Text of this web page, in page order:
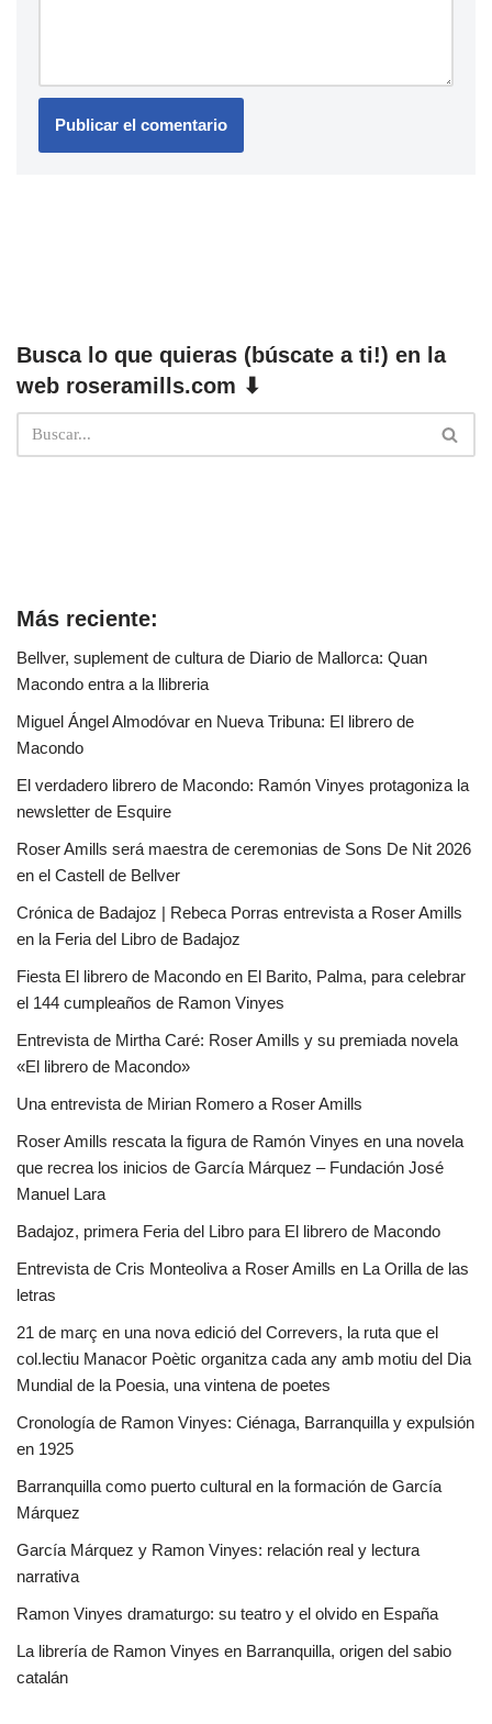
Busca lo que quieras (búscate a ti!) en la
web roseramills.com ⬇
Más reciente:
Bellver, suplement de cultura de Diario de Mallorca: Quan
Macondo entra a la llibreria
Miguel Ángel Almodóvar en Nueva Tribuna: El librero de
Macondo
El verdadero librero de Macondo: Ramón Vinyes protagoniza la
newsletter de Esquire
Roser Amills será maestra de ceremonias de Sons De Nit 2026
en el Castell de Bellver
Crónica de Badajoz | Rebeca Porras entrevista a Roser Amills
en la Feria del Libro de Badajoz
Fiesta El librero de Macondo en El Barito, Palma, para celebrar
el 144 cumpleaños de Ramon Vinyes
Entrevista de Mirtha Caré: Roser Amills y su premiada novela
«El librero de Macondo»
Una entrevista de Mirian Romero a Roser Amills
Roser Amills rescata la figura de Ramón Vinyes en una novela
que recrea los inicios de García Márquez – Fundación José
Manuel Lara
Badajoz, primera Feria del Libro para El librero de Macondo
Entrevista de Cris Monteoliva a Roser Amills en La Orilla de las
letras
21 de març en una nova edició del Correvers, la ruta que el
col.lectiu Manacor Poètic organitza cada any amb motiu del Dia
Mundial de la Poesia, una vintena de poetes
Cronología de Ramon Vinyes: Ciénaga, Barranquilla y expulsión
en 1925
Barranquilla como puerto cultural en la formación de García
Márquez
García Márquez y Ramon Vinyes: relación real y lectura
narrativa
Ramon Vinyes dramaturgo: su teatro y el olvido en España
La librería de Ramon Vinyes en Barranquilla, origen del sabio
catalán